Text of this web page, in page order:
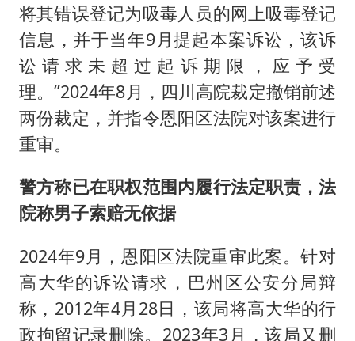
将其错误登记为吸毒人员的网上吸毒登记
信息，并于当年9月提起本案诉讼，该诉
讼请求未超过起诉期限，应予受
理。”2024年8月，四川高院裁定撤销前述
两份裁定，并指令恩阳区法院对该案进行
重审。
警方称已在职权范围内履行法定职责，法
院称男子索赔无依据
2024年9月，恩阳区法院重审此案。针对
高大华的诉讼请求，巴州区公安分局辩
称，2012年4月28日，该局将高大华的行
政拘留记录删除。2023年3月，该局又删